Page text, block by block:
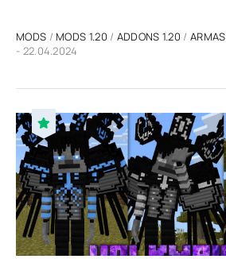
MODS / MODS 1.20 / ADDONS 1.20 / ARMAS
- 22.04.2024